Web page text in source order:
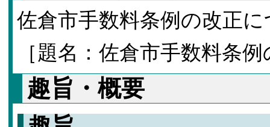
佐倉市手数料条例の改正
［題名：佐倉市手数料条
趣旨・概要